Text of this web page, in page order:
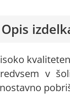
Opis
v